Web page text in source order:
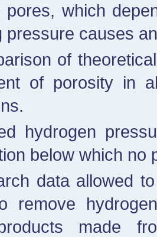
which
pressure causes
of
of porosity in
hydrogen
below which no
data allowed
remove
made